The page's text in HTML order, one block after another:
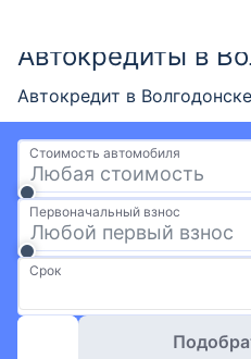
Автокредиты в
Автокредит в
Стоимость автомобиля
Первоначальный взнос
Срок